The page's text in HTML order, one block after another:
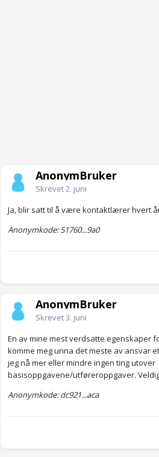
AnonymBruker
Skrevet2. juni
Ja, blir satt til å være kontaktlærer hvert
Anonymkode: 51760...9a0
AnonymBruker
Skrevet3. juni
En av mine mest verdsatte egenskaper
komme meg unna det meste av ansvar
jeg nå mer eller mindre ingen ting utover
basisoppgavene/utføreroppgaver.
Anonymkode: dc921...aca